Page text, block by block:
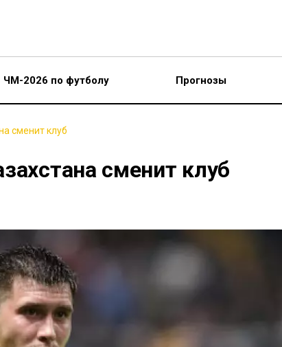
ЧМ-2026 по футболу Прогнозы
сменит клуб
сменит клуб